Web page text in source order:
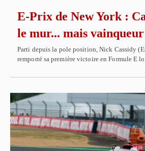
E-Prix de New York :
le mur... mais
Parti depuis la pole position, Nick Cassidy
remporté sa première victoire en Formule E